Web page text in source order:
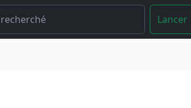
Lancer